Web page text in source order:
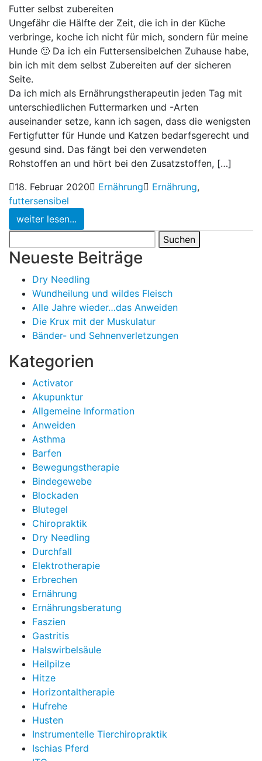
Futter selbst zubereiten
Ungefähr die Hälfte der Zeit, die ich in der Küche
verbringe, koche ich nicht für mich, sondern für meine
Hunde 🙂 Da ich ein Futtersensibelchen Zuhause habe,
bin ich mit dem selbst Zubereiten auf der sicheren
Seite.
Da ich mich als Ernährungstherapeutin jeden Tag mit
unterschiedlichen Futtermarken und -Arten
auseinander setze, kann ich sagen, dass die wenigsten
Fertigfutter für Hunde und Katzen bedarfsgerecht und
gesund sind. Das fängt bei den verwendeten
Rohstoffen an und hört bei den Zusatzstoffen, […]
18. Februar 2020
Ernährung Ernährung,
futtersensibel
weiter lesen...
nach:
Neueste Beiträge
Dry Needling
Wundheilung und wildes Fleisch
Alle Jahre wieder…das Anweiden
Die Krux mit der Muskulatur
Bänder- und Sehnenverletzungen
Kategorien
Activator
Akupunktur
Allgemeine Information
Anweiden
Asthma
Barfen
Bewegungstherapie
Bindegewebe
Blockaden
Blutegel
Chiropraktik
Dry Needling
Durchfall
Elektrotherapie
Erbrechen
Ernährung
Ernährungsberatung
Faszien
Gastritis
Halswirbelsäule
Heilpilze
Hitze
Horizontaltherapie
Hufrehe
Husten
Instrumentelle Tierchiropraktik
Ischias Pferd